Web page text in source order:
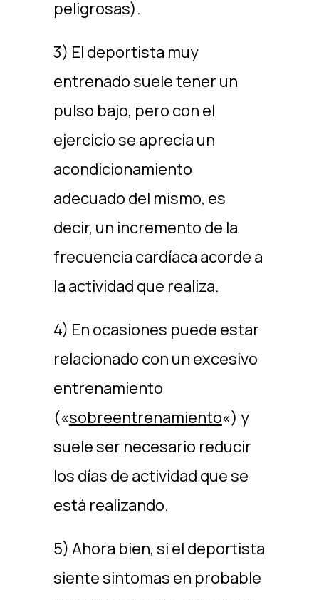
peligrosas).
3) El deportista muy
entrenado suele tener un
pulso bajo, pero con el
ejercicio se aprecia un
acondicionamiento
adecuado del mismo, es
decir, un incremento de la
frecuencia cardíaca acorde a
la actividad que realiza.
4) En ocasiones puede estar
relacionado con un excesivo
entrenamiento
(«sobreentrenamiento«) y
suele ser necesario reducir
los días de actividad que se
está realizando.
5) Ahora bien, si el deportista
siente sintomas en probable